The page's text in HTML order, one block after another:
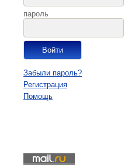
пароль
Забыли пароль?
Регистрация
Помощь